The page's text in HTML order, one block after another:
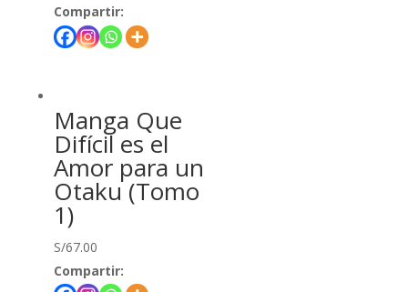
Compartir:
Manga Que
Difícil es el
Amor para un
Otaku (Tomo
1)
S/67.00
Compartir: